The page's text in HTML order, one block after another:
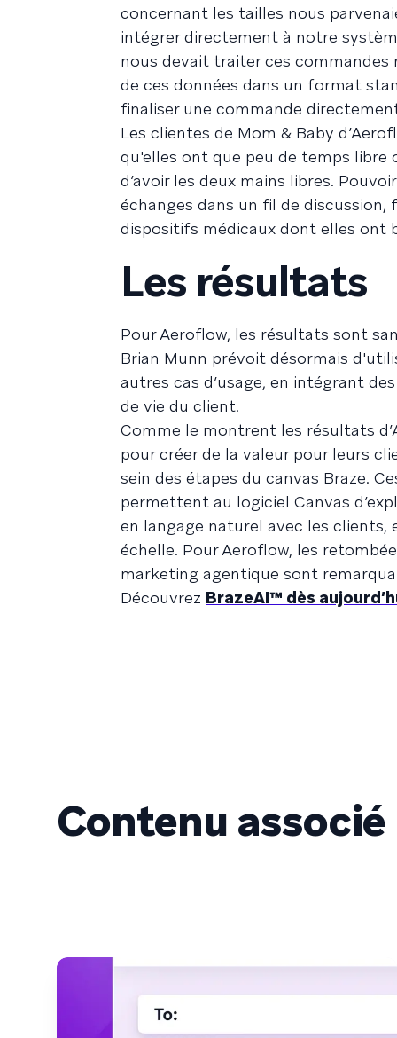
concernant les tailles nous
intégrer directement à notre
nous devait traiter ces commandes
de ces données dans un format
finaliser une commande
Les clientes de Mom & Baby
qu'elles ont que peu de temps libre
d’avoir les deux mains libres.
échanges dans un fil de
dispositifs médicaux dont elles ont
Les résultats
Pour Aeroflow, les résultats sont
Brian Munn prévoit désormais
autres cas d’usage, en intégrant
de vie du client.
Comme le montrent les résultats
pour créer de la valeur pour leurs
sein des étapes du canvas Braze.
permettent au logiciel Canvas
en langage naturel avec les clients,
échelle. Pour Aeroflow, les
marketing agentique sont
Découvrez BrazeAI™ dès
Contenu associé